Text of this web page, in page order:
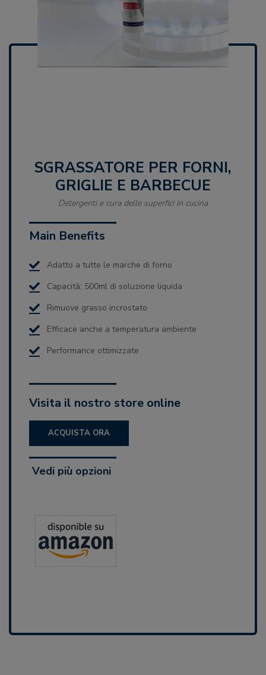
SGRASSATORE PER FORNI,
GRIGLIE E BARBECUE
Detergenti e cura delle superfici in cucina
Main Benefits
Adatto a tutte le marche di forno
Capacità: 500ml di soluzione liquida
Rimuove grasso incrostato
Efficace anche a temperatura ambiente
Performance ottimizzate
Visita il nostro store online
ACQUISTA ORA
Vedi più opzioni